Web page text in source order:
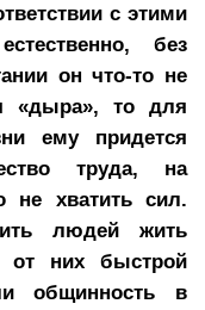
с этими
без
он что-то не
«дыра», то для
ему придется
труда, на
не хватить сил.
людей жить
от них быстрой
общинность в